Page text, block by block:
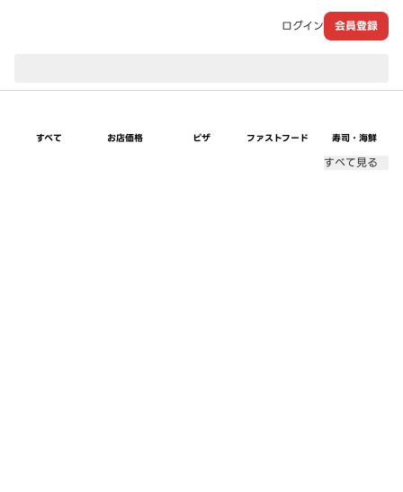
ログイン 会員登録
すべて お店価格 ピザ ファストフード 寿司・海鮮
すべて見る